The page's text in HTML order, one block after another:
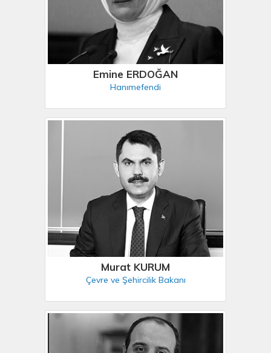
Emine ERDOĞAN
Hanımefendi
Murat KURUM
Çevre ve Şehircilik Bakanı